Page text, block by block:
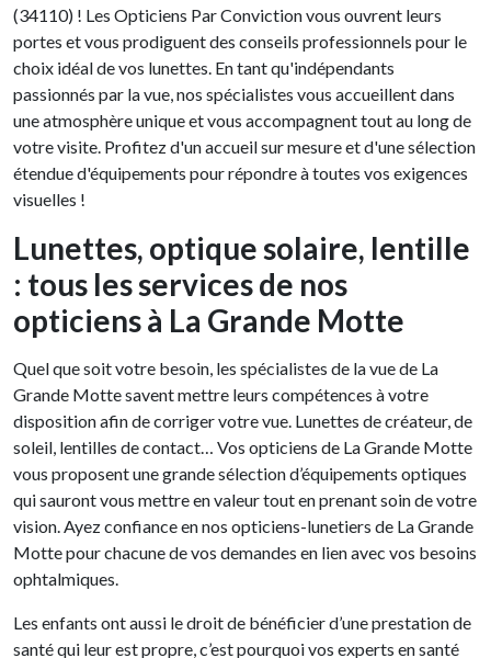
(34110) ! Les Opticiens Par Conviction vous ouvrent leurs
portes et vous prodiguent des conseils professionnels pour le
choix idéal de vos lunettes. En tant qu'indépendants
passionnés par la vue, nos spécialistes vous accueillent dans
une atmosphère unique et vous accompagnent tout au long de
votre visite. Profitez d'un accueil sur mesure et d'une sélection
étendue d'équipements pour répondre à toutes vos exigences
visuelles !
Lunettes, optique solaire, lentille
: tous les services de nos
opticiens à La Grande Motte
Quel que soit votre besoin, les spécialistes de la vue de La
Grande Motte savent mettre leurs compétences à votre
disposition afin de corriger votre vue. Lunettes de créateur, de
soleil, lentilles de contact… Vos opticiens de La Grande Motte
vous proposent une grande sélection d’équipements optiques
qui sauront vous mettre en valeur tout en prenant soin de votre
vision. Ayez confiance en nos opticiens-lunetiers de La Grande
Motte pour chacune de vos demandes en lien avec vos besoins
ophtalmiques.
Les enfants ont aussi le droit de bénéficier d’une prestation de
santé qui leur est propre, c’est pourquoi vos experts en santé